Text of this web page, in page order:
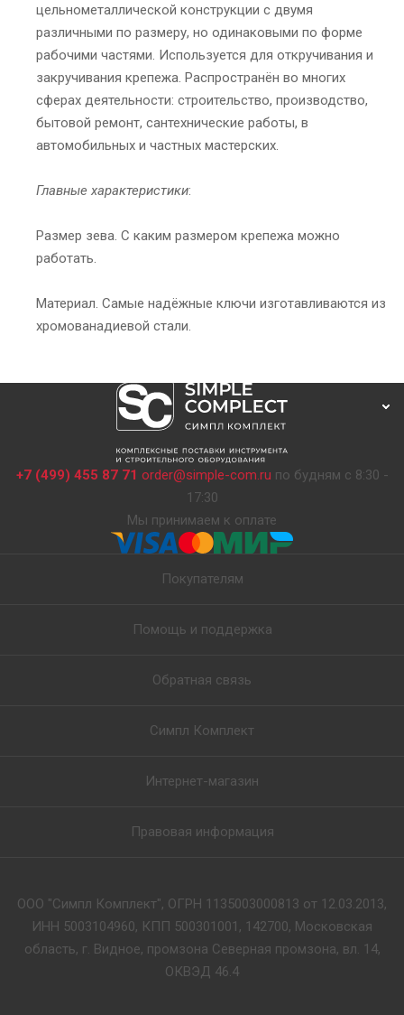
цельнометаллической конструкции с двумя
различными по размеру, но одинаковыми по форме
рабочими частями. Используется для откручивания и
закручивания крепежа. Распространён во многих
сферах деятельности: строительство, производство,
бытовой ремонт, сантехнические работы, в
автомобильных и частных мастерских.
Главные характеристики:
Размер зева. С каким размером крепежа можно
работать.
Материал. Самые надёжные ключи изготавливаются из
хромованадиевой стали.
+7 (499) 455 87 71 order@simple-com.ru по будням с 8:30 -
17:30
Мы принимаем к оплате
Покупателям
Помощь и поддержка
Обратная связь
Симпл Комплект
Интернет-магазин
Правовая информация
ООО "Симпл Комплект", ОГРН 1135003000813 от 12.03.2013,
ИНН 5003104960, КПП 500301001, 142700, Московская
область, г. Видное, промзона Северная промзона, вл. 14,
ОКВЭД 46.4